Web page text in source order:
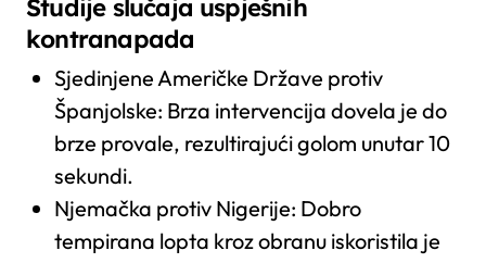
Studije slučaja uspješnih
kontranapada
Sjedinjene Američke Države protiv
Španjolske: Brza intervencija dovela je do
brze provale, rezultirajući golom unutar 10
sekundi.
Njemačka protiv Nigerije: Dobro
tempirana lopta kroz obranu iskoristila je